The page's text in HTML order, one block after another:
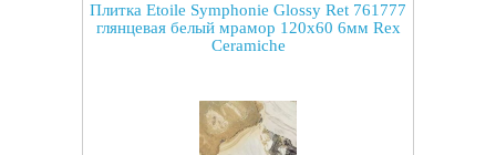
Плитка Etoile Symphonie Glossy Ret 761777
глянцевая белый мрамор 120x60 6мм Rex
Ceramiche